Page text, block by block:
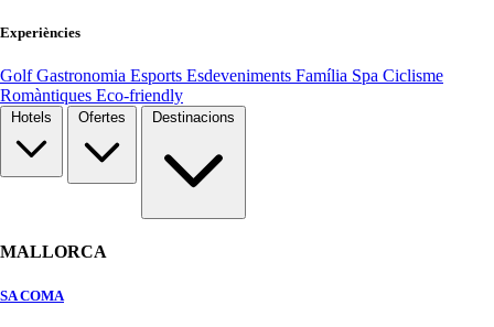
Experiències
GolfGastronomia Esports Esdeveniments Família Spa Ciclisme
Romàntiques Eco-friendly
MALLORCA
SA COMA